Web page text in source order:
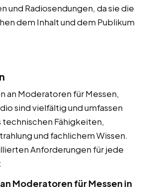
und Radiosendungen, da sie die
dem Inhalt und dem Publikum
an Moderatoren für Messen,
sind vielfältig und umfassen
technischen Fähigkeiten,
und fachlichem Wissen.
Anforderungen für jede
Moderatoren für Messen in